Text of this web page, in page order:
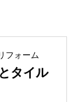
フォーム
タイル